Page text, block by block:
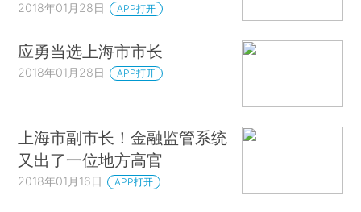
2018年01月28日 APP打开
应勇当选上海市市长
2018年01月28日 APP打开
上海市副市长！金融监管系统
又出了一位地方高官
2018年01月16日 APP打开